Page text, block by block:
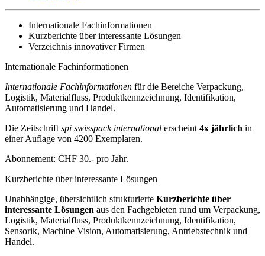
Internationale Fachinformationen
Kurzberichte über interessante Lösungen
Verzeichnis innovativer Firmen
Internationale Fachinformationen
Internationale Fachinformationen für die Bereiche Verpackung,
Logistik, Materialfluss, Produktkennzeichnung, Identifikation,
Automatisierung und Handel.
Die Zeitschrift spi swisspack international erscheint 4x jährlich in
einer Auflage von 4200 Exemplaren.
Abonnement: CHF 30.- pro Jahr.
Kurzberichte über interessante Lösungen
Unabhängige, übersichtlich strukturierte Kurzberichte über
interessante Lösungen aus den Fachgebieten rund um Verpackung,
Logistik, Materialfluss, Produktkennzeichnung, Identifikation,
Sensorik, Machine Vision, Automatisierung, Antriebstechnik und
Handel.